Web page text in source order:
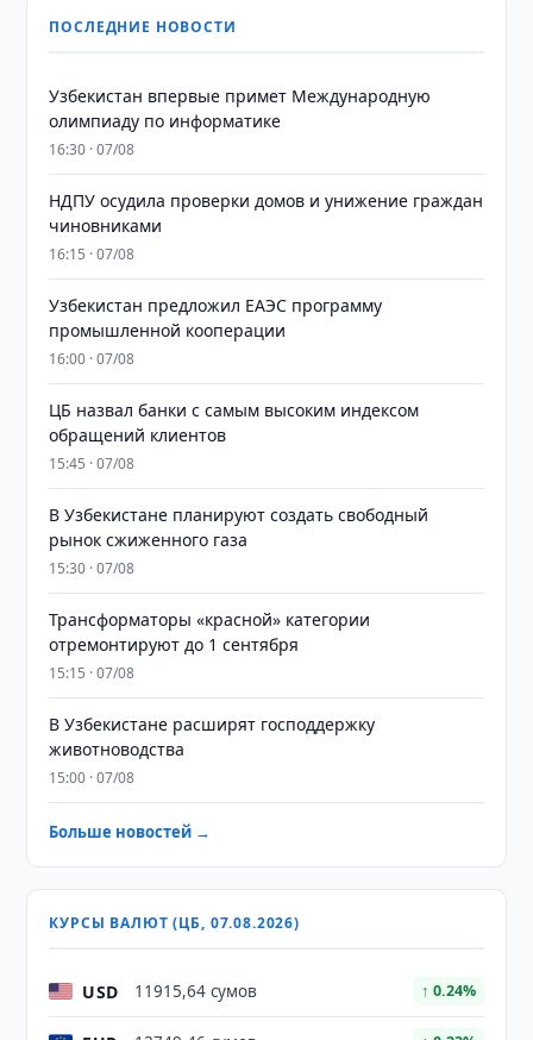
ПОСЛЕДНИЕ НОВОСТИ
Узбекистан впервые примет Международную
олимпиаду по информатике
16:30 · 07/08
НДПУ осудила проверки домов и унижение граждан
чиновниками
16:15 · 07/08
Узбекистан предложил ЕАЭС программу
промышленной кооперации
16:00 · 07/08
ЦБ назвал банки с самым высоким индексом
обращений клиентов
15:45 · 07/08
В Узбекистане планируют создать свободный
рынок сжиженного газа
15:30 · 07/08
Трансформаторы «красной» категории
отремонтируют до 1 сентября
15:15 · 07/08
В Узбекистане расширят господдержку
животноводства
15:00 · 07/08
Больше новостей →
КУРСЫ ВАЛЮТ (ЦБ, 07.08.2026)
USD 11915,64 сумов ↑ 0.24%